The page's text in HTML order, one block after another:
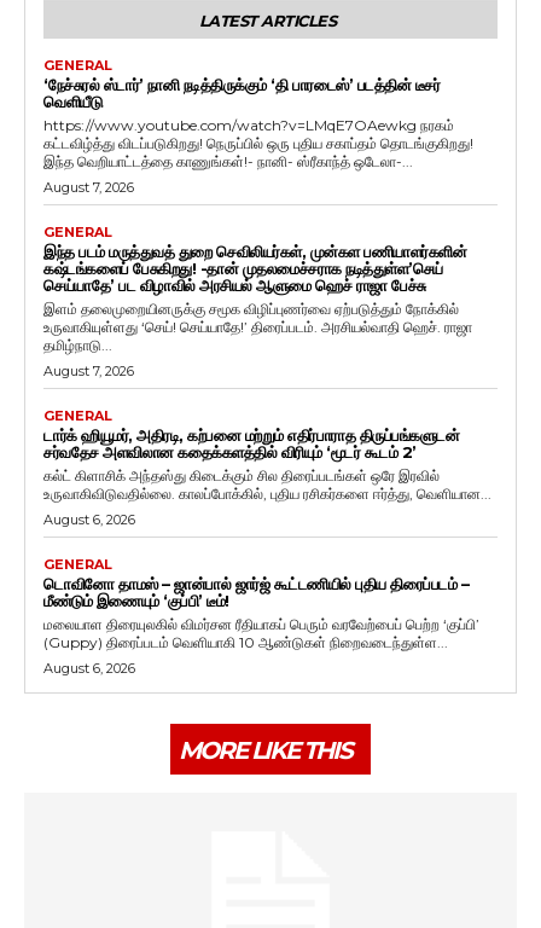
LATEST ARTICLES
GENERAL
‘நேச்சுரல் ஸ்டார்’ நானி நடித்திருக்கும் ‘தி பாரடைஸ்’ படத்தின் டீசர்
வெளியீடு
https://www.youtube.com/watch?v=LMqE7OAewkg நரகம்
கட்டவிழ்த்து விடப்படுகிறது! நெருப்பில் ஒரு புதிய சகாப்தம் தொடங்குகிறது!
இந்த வெறியாட்டத்தை காணுங்கள்!- நானி- ஸ்ரீகாந்த் ஒடேலா-...
August 7, 2026
GENERAL
இந்த படம் மருத்துவத் துறை செவிலியர்கள், முன்கள பணியாளர்களின்
கஷ்டங்களைப் பேசுகிறது! -தான் முதலமைச்சராக நடித்துள்ள’செய்
செய்யாதே’ பட விழாவில் அரசியல் ஆளுமை ஹெச் ராஜா பேச்சு
இளம் தலைமுறையினருக்கு சமூக விழிப்புணர்வை ஏற்படுத்தும் நோக்கில்
உருவாகியுள்ளது ‘செய்! செய்யாதே!’ திரைப்படம். அரசியல்வாதி ஹெச். ராஜா
தமிழ்நாடு...
August 7, 2026
GENERAL
டார்க் ஹியூமர், அதிரடி, கற்பனை மற்றும் எதிர்பாராத திருப்பங்களுடன்
சர்வதேச அளவிலான கதைக்களத்தில் விரியும் ‘மூடர் கூடம் 2’
கல்ட் கிளாசிக் அந்தஸ்து கிடைக்கும் சில திரைப்படங்கள் ஒரே இரவில்
உருவாகிவிடுவதில்லை. காலப்போக்கில், புதிய ரசிகர்களை ஈர்த்து, வெளியான...
August 6, 2026
GENERAL
டொவினோ தாமஸ் – ஜான்பால் ஜார்ஜ் கூட்டணியில் புதிய திரைப்படம் –
மீண்டும் இணையும் ‘குப்பி’ டீம்!
மலையாள திரையுலகில் விமர்சன ரீதியாகப் பெரும் வரவேற்பைப் பெற்ற ‘குப்பி’
(Guppy) திரைப்படம் வெளியாகி 10 ஆண்டுகள் நிறைவடைந்துள்ள...
August 6, 2026
MORE LIKE THIS